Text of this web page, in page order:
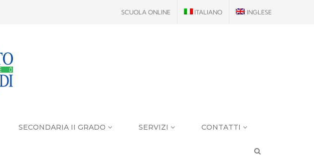
SCUOLA ONLINE ITALIANO INGLESE
SECONDARIA II GRADO SERVIZI CONTATTI